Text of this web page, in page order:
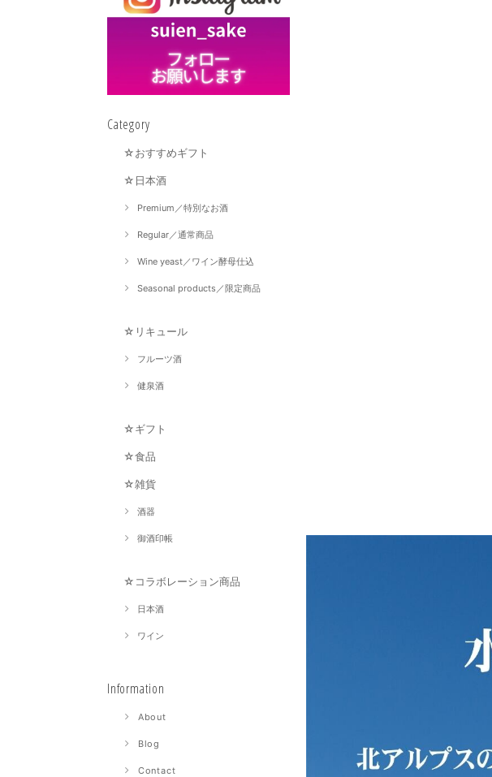
Category
☆おすすめギフト
☆日本酒
Premium／特別なお酒
Regular／通常商品
Wine yeast／ワイン酵母仕込
Seasonal products／限定商品
☆リキュール
フルーツ酒
健泉酒
☆ギフト
☆食品
☆雑貨
酒器
御酒印帳
☆コラボレーション商品
日本酒
ワイン
Information
About
Blog
Contact